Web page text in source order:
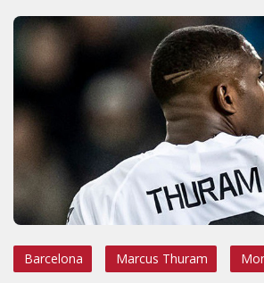
Barcelona Marcus Thuram